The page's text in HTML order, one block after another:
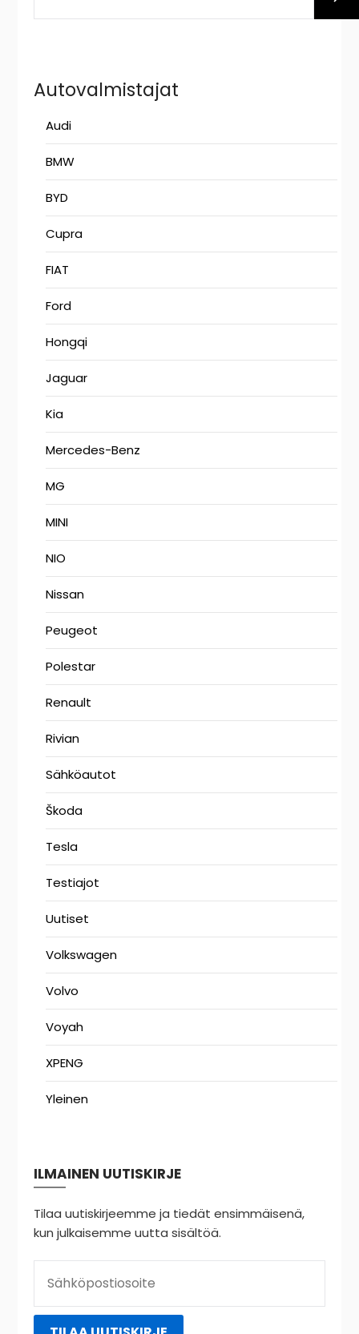
Autovalmistajat
Audi
BMW
BYD
Cupra
FIAT
Ford
Hongqi
Jaguar
Kia
Mercedes-Benz
MG
MINI
NIO
Nissan
Peugeot
Polestar
Renault
Rivian
Sähköautot
Škoda
Tesla
Testiajot
Uutiset
Volkswagen
Volvo
Voyah
XPENG
Yleinen
ILMAINEN UUTISKIRJE
Tilaa uutiskirjeemme ja tiedät ensimmäisenä,
kun julkaisemme uutta sisältöä.